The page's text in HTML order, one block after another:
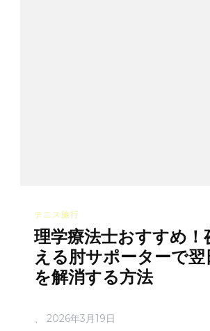
テニス旅行
理学療法士おすすめ！
える肘サポーターで
を解消する方法
、 2026年3月19日